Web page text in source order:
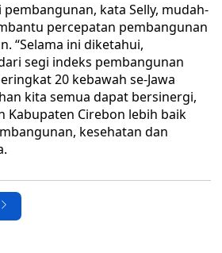
kata Selly, mudah-
percepatan pembangunan
“Selama ini diketahui,
segi indeks pembangunan
20 kebawah se-Jawa
kita semua dapat bersinergi,
Kabupaten Cirebon lebih baik
kesehatan dan